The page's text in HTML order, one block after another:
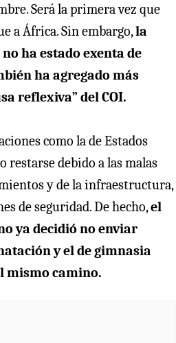
Será la primera vez que
a África. Sin embargo,la
ha estado exenta de
ha agregado más
reflexiva” del COI.
como la de Estados
restarse debido a las malas
y de la infraestructura,
de seguridad. De hecho,el
ya decidió no enviar
y el de gimnasia
mismo camino.